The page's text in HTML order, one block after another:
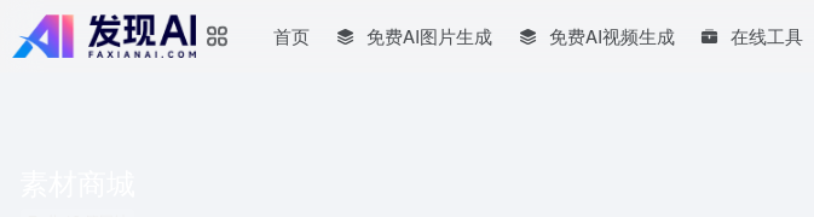
首页 免费AI图片生成 免费AI视频生成 在线工具